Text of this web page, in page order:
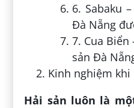
6. Sabaku
Đà Nẵng
7. Cua
sản Đà
Kinh nghiệm khi
Hải sản luôn là